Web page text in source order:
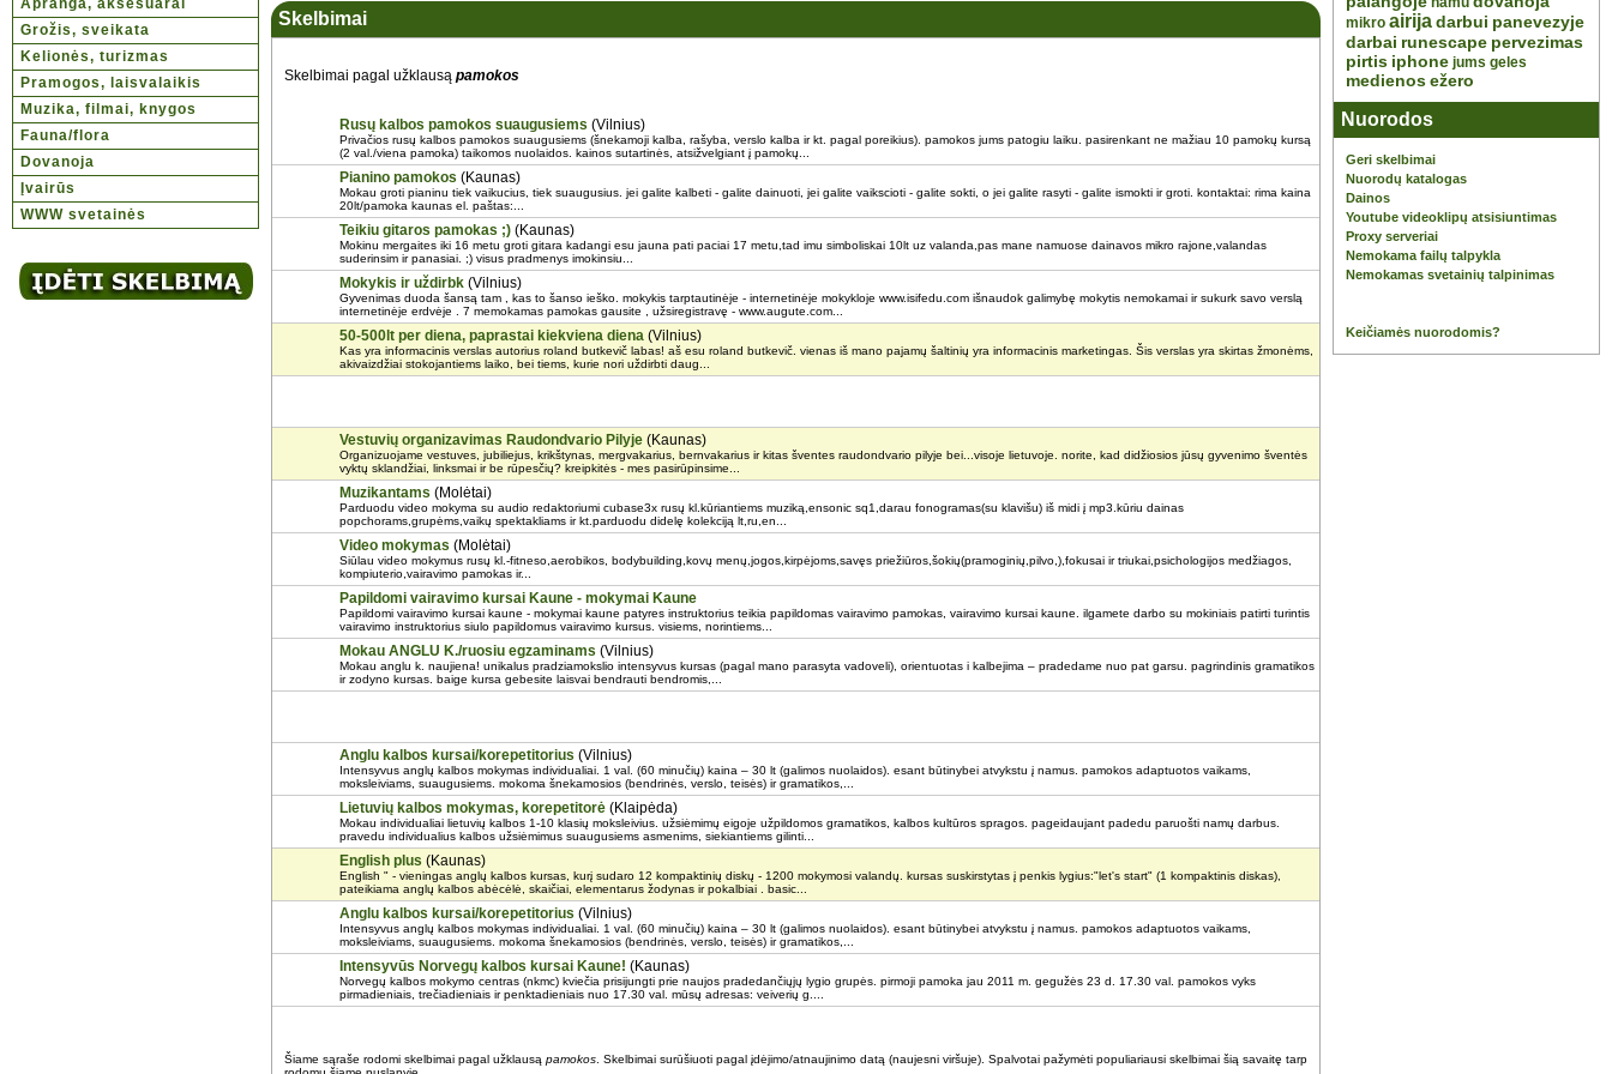
Apranga, aksesuarai
Grožis, sveikata
Kelionės, turizmas
Pramogos, laisvalaikis
Muzika, filmai, knygos
Fauna/flora
Dovanoja
Įvairūs
WWW svetainės
Skelbimai
Skelbimai pagal užklausą pamokos
Rusų kalbos pamokos suaugusiems (Vilnius)
Privačios rusų kalbos pamokos suaugusiems (šnekamoji kalba, rašyba, verslo kalba ir kt. pagal poreikius). pamokos jums patogiu laiku. pasirenkant ne mažiau 10 pamokų kursą
(2 val./viena pamoka) taikomos nuolaidos. kainos sutartinės, atsižvelgiant į pamokų...
Pianino pamokos (Kaunas)
Mokau groti pianinu tiek vaikucius, tiek suaugusius. jei galite kalbeti - galite dainuoti, jei galite vaikscioti - galite sokti, o jei galite rasyti - galite ismokti ir groti. kontaktai: rima kaina
20lt/pamoka kaunas el. paštas:...
Teikiu gitaros pamokas ;) (Kaunas)
Mokinu mergaites iki 16 metu groti gitara kadangi esu jauna pati paciai 17 metu,tad imu simboliskai 10lt uz valanda,pas mane namuose dainavos mikro rajone,valandas
suderinsim ir panasiai. ;) visus pradmenys imokinsiu...
Mokykis ir uždirbk (Vilnius)
Gyvenimas duoda šansą tam , kas to šanso ieško. mokykis tarptautinėje - internetinėje mokykloje www.isifedu.com išnaudok galimybę mokytis nemokamai ir sukurk savo verslą
internetinėje erdvėje . 7 memokamas pamokas gausite , užsiregistravę - www.augute.com...
50-500lt per diena, paprastai kiekviena diena (Vilnius)
Kas yra informacinis verslas autorius roland butkevič labas! aš esu roland butkevič. vienas iš mano pajamų šaltinių yra informacinis marketingas. Šis verslas yra skirtas žmonėms,
akivaizdžiai stokojantiems laiko, bei tiems, kurie nori uždirbti daug...
Vestuvių organizavimas Raudondvario Pilyje (Kaunas)
Organizuojame vestuves, jubiliejus, krikštynas, mergvakarius, bernvakarius ir kitas šventes raudondvario pilyje bei...visoje lietuvoje. norite, kad didžiosios jūsų gyvenimo šventės
vyktų sklandžiai, linksmai ir be rūpesčių? kreipkitės - mes pasirūpinsime...
Muzikantams (Molėtai)
Parduodu video mokyma su audio redaktoriumi cubase3x rusų kl.kūriantiems muziką,ensonic sq1,darau fonogramas(su klavišu) iš midi į mp3.kūriu dainas
popchorams,grupėms,vaikų spektakliams ir kt.parduodu didelę kolekciją lt,ru,en...
Video mokymas (Molėtai)
Siūlau video mokymus rusų kl.-fitneso,aerobikos, bodybuilding,kovų menų,jogos,kirpėjoms,savęs priežiūros,šokių(pramoginių,pilvo,),fokusai ir triukai,psichologijos medžiagos,
kompiuterio,vairavimo pamokas ir...
Papildomi vairavimo kursai Kaune - mokymai Kaune
Papildomi vairavimo kursai kaune - mokymai kaune patyres instruktorius teikia papildomas vairavimo pamokas, vairavimo kursai kaune. ilgamete darbo su mokiniais patirti turintis
vairavimo instruktorius siulo papildomus vairavimo kursus. visiems, norintiems...
Mokau ANGLU K./ruosiu egzaminams (Vilnius)
Mokau anglu k. naujiena! unikalus pradziamokslio intensyvus kursas (pagal mano parasyta vadoveli), orientuotas i kalbejima – pradedame nuo pat garsu. pagrindinis gramatikos
ir zodyno kursas. baige kursa gebesite laisvai bendrauti bendromis,...
Anglu kalbos kursai/korepetitorius (Vilnius)
Intensyvus anglų kalbos mokymas individualiai. 1 val. (60 minučių) kaina – 30 lt (galimos nuolaidos). esant būtinybei atvykstu į namus. pamokos adaptuotos vaikams,
moksleiviams, suaugusiems. mokoma šnekamosios (bendrinės, verslo, teisės) ir gramatikos,...
Lietuvių kalbos mokymas, korepetitorė (Klaipėda)
Mokau individualiai lietuvių kalbos 1-10 klasių moksleivius. užsiėmimų eigoje užpildomos gramatikos, kalbos kultūros spragos. pageidaujant padedu paruošti namų darbus.
pravedu individualius kalbos užsiėmimus suaugusiems asmenims, siekiantiems gilinti...
English plus (Kaunas)
English " - vieningas anglų kalbos kursas, kurį sudaro 12 kompaktinių diskų - 1200 mokymosi valandų. kursas suskirstytas į penkis lygius:"let's start" (1 kompaktinis diskas),
pateikiama anglų kalbos abėcėlė, skaičiai, elementarus žodynas ir pokalbiai . basic...
Anglu kalbos kursai/korepetitorius (Vilnius)
Intensyvus anglų kalbos mokymas individualiai. 1 val. (60 minučių) kaina – 30 lt (galimos nuolaidos). esant būtinybei atvykstu į namus. pamokos adaptuotos vaikams,
moksleiviams, suaugusiems. mokoma šnekamosios (bendrinės, verslo, teisės) ir gramatikos,...
Intensyvūs Norvegų kalbos kursai Kaune! (Kaunas)
Norvegų kalbos mokymo centras (nkmc) kviečia prisijungti prie naujos pradedančiųjų lygio grupės. pirmoji pamoka jau 2011 m. gegužės 23 d. 17.30 val. pamokos vyks
pirmadieniais, trečiadieniais ir penktadieniais nuo 17.30 val. mūsų adresas: veiverių g....
Šiame sąraše rodomi skelbimai pagal užklausą pamokos . Skelbimai surūšiuoti pagal įdėjimo/atnaujinimo datą (naujesni viršuje). Spalvotai pažymėti populiariausi skelbimai šią savaitę tarp
mikro airijadarbui panevezyje
darbai runescape pervezimas
pirtis iphone jums geles
medienosežero
Nuorodos
Geri skelbimai
Nuorodų katalogas
Dainos
Youtube videoklipų atsisiuntimas
Proxy serveriai
Nemokama failų talpykla
Nemokamas svetainių talpinimas
Keičiamės nuorodomis?